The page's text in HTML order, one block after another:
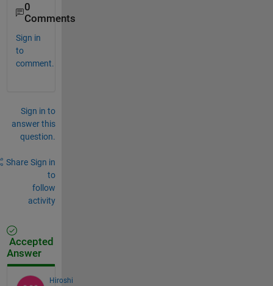
0
Comments
Sign in
to
comment.
Sign in to
answer this
question.
Share Sign in
to
follow
activity
Accepted
Answer
Hiroshi